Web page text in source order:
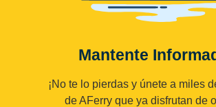
Mantente
¡No te lo pierdas y únete a miles
de AFerry que ya disfrutan de